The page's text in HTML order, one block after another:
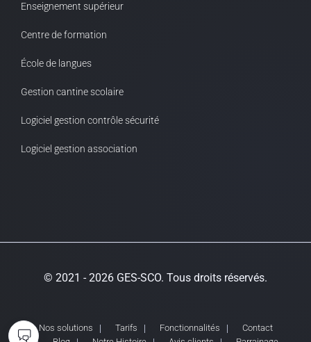
Enseignement supérieur
Centre de formation
École de langues
Gestion cantine scolaire
Logiciel gestion contrôle sécurité
Logiciel gestion association
© 2021 - 2026 GES-SCO. Tous droits réservés.
Nos solutions Tarifs Fonctionnalités
Contact